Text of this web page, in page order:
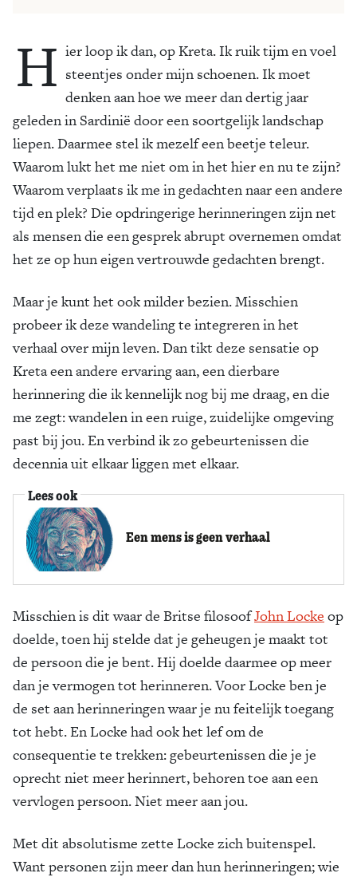
H ier loop ik dan, op Kreta. Ik ruik tijm en voel
steentjes onder mijn schoenen. Ik moet
denken aan hoe we meer dan dertig jaar
geleden in Sardinië door een soortgelijk landschap
liepen. Daarmee stel ik mezelf een beetje teleur.
Waarom lukt het me niet om in het hier en nu te zijn?
Waarom verplaats ik me in gedachten naar een andere
tijd en plek? Die opdringerige herinneringen zijn net
als mensen die een gesprek abrupt overnemen omdat
het ze op hun eigen vertrouwde gedachten brengt.
Maar je kunt het ook milder bezien. Misschien
probeer ik deze wandeling te integreren in het
verhaal over mijn leven. Dan tikt deze sensatie op
Kreta een andere ervaring aan, een dierbare
herinnering die ik kennelijk nog bij me draag, en die
me zegt: wandelen in een ruige, zuidelijke omgeving
past bij jou. En verbind ik zo gebeurtenissen die
decennia uit elkaar liggen met elkaar.
Lees ook
Een mens is geen verhaal
Misschien is dit waar de Britse filosoofJohn Locke op
doelde, toen hij stelde dat je geheugen je maakt tot
de persoon die je bent. Hij doelde daarmee op meer
dan je vermogen tot herinneren. Voor Locke ben je
de set aan herinneringen waar je nu feitelijk toegang
tot hebt. En Locke had ook het lef om de
consequentie te trekken: gebeurtenissen die je je
oprecht niet meer herinnert, behoren toe aan een
vervlogen persoon. Niet meer aan jou.
Met dit absolutisme zette Locke zich buitenspel.
Want personen zijn meer dan hun herinneringen; wie